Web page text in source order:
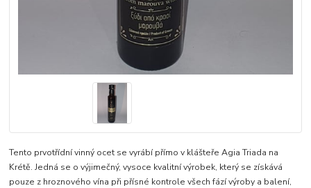
Tento prvotřídní vinný ocet se vyrábí přímo v klášteře Agia Triada na
Krétě. Jedná se o výjimečný, vysoce kvalitní výrobek, který se získává
pouze z hroznového vína při přísné kontrole všech fází výroby a balení,